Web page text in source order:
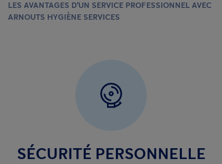
LES AVANTAGES D'UN SERVICE PROFESSIONNEL AVEC
ARNOUTS HYGIÈNE SERVICES
SÉCURITÉ PERSONNELLE